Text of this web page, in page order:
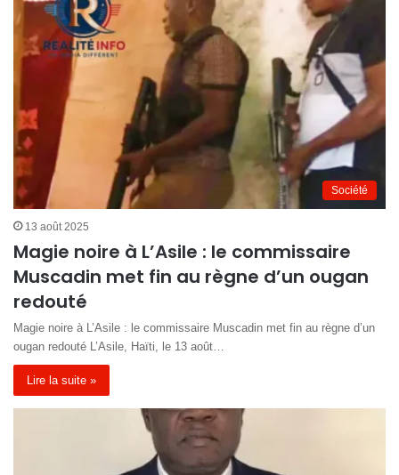
Société
13 août 2025
Magie noire à L’Asile : le commissaire
Muscadin met fin au règne d’un ougan
redouté
Magie noire à L’Asile : le commissaire Muscadin met fin au règne d’un
ougan redouté L’Asile, Haïti, le 13 août…
Lire la suite »